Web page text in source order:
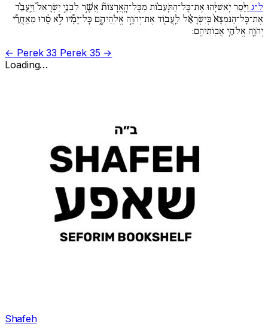
ל״ג וַיָּ֨סַר יֹֽאשִׁיָּ֜הוּ אֶת־כָּל־הַתֹּֽעֵב֗וֹת מִכָּל־הָֽאֲרָצוֹת֘ אֲשֶׁ֣ר לִבְנֵ֣י יִשְׂרָאֵל֒ וַיַּֽעֲבֵ֗ד
אֶת־כָּל־הַנִּמְצָא֙ בְּיִשְׂרָאֵ֔ל לַֽעֲב֖וֹד אֶת־יְהֹוָ֣ה אֱלֹֽהֵיהֶ֑ם כָּל־יָמָ֕יו לֹ֣א סָ֔רוּ מֵאַֽחֲרֵ֕י
יְהֹוָ֖ה אֱלֹהֵ֥י אֲבֽוֹתֵיהֶֽם:
← Perek 33 Perek 35 →
Loading…
Shafeh